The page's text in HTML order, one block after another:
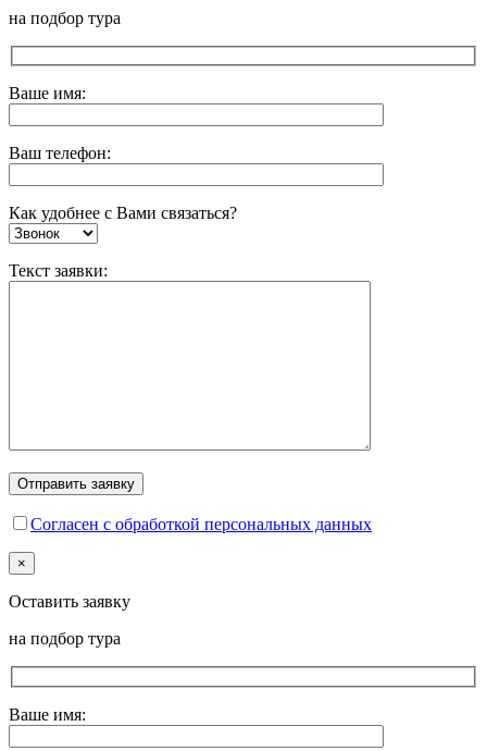
на подбор тура
Ваше имя:
Ваш телефон:
Как удобнее с Вами связаться?
Текст заявки:
Согласен с обработкой персональных данных
×
Оставить заявку
на подбор тура
Ваше имя: